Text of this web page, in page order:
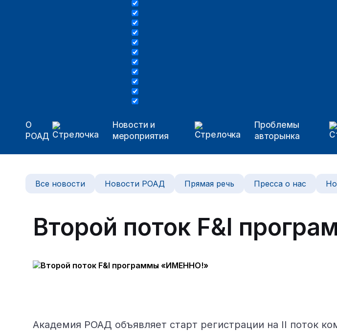
О
РОАД
Новости и
мероприятия
Проблемы
авторынка
Все новости Новости РОАД Прямая речь Пресса о нас
Второй поток F&I
Академия РОАД объявляет старт регистрации на II поток